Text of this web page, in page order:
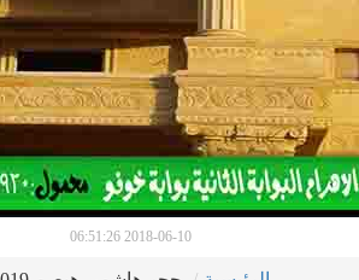
2018-06-10 06:51:26